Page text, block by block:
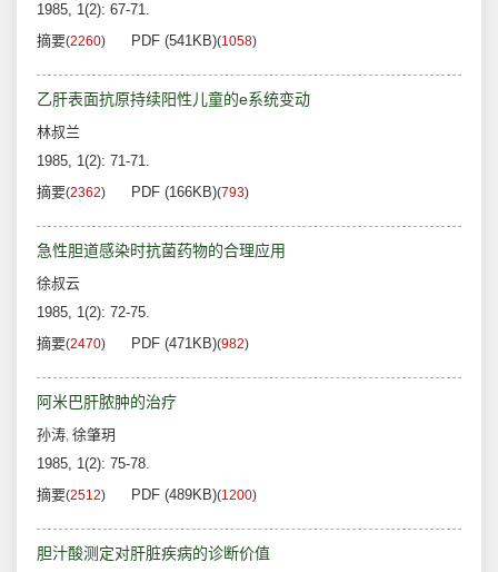
1985, 1(2): 67-71.
摘要(2260) PDF (541KB)(1058)
乙肝表面抗原持续阳性儿童的e系统变动
林叔兰
1985, 1(2): 71-71.
摘要(2362) PDF (166KB)(793)
急性胆道感染时抗菌药物的合理应用
徐叔云
1985, 1(2): 72-75.
摘要(2470) PDF (471KB)(982)
阿米巴肝脓肿的治疗
孙涛, 徐肇玥
1985, 1(2): 75-78.
摘要(2512) PDF (489KB)(1200)
胆汁酸测定对肝脏疾病的诊断价值